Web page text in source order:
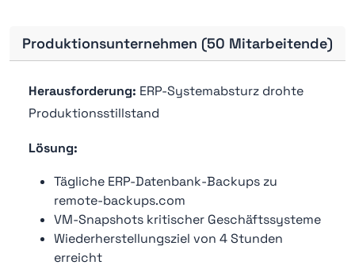
Produktionsunternehmen (50 Mitarbeitende)
Herausforderung: ERP-Systemabsturz drohte
Produktionsstillstand
Lösung:
Tägliche ERP-Datenbank-Backups zu
remote-backups.com
VM-Snapshots kritischer Geschäftssysteme
Wiederherstellungsziel von 4 Stunden
erreicht